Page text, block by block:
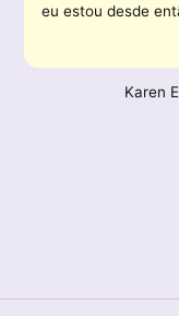
eu estou desde
Karen